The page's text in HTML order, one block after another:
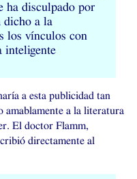
ha disculpado por
dicho a la
los vínculos con
inteligente
a esta publicidad tan
amablamente a la literatura
El doctor Flamm,
directamente al